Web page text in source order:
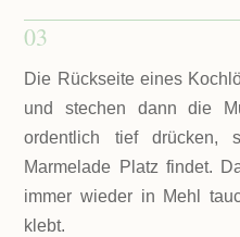
03
Die Rückseite eines
und stechen dann die
ordentlich tief drücken,
Marmelade Platz findet.
immer wieder in Mehl
klebt.